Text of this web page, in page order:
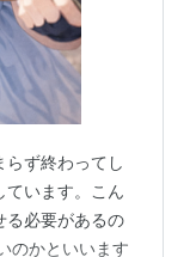
らず終わってし
ています。こん
る必要があるの
のかといいます